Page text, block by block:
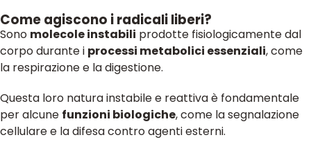
Come agiscono i radicali liberi?
Sono molecole instabili prodotte fisiologicamente dal
corpo durante i processi metabolici essenziali, come
la respirazione e la digestione.
Questa loro natura instabile e reattiva è fondamentale
per alcune funzioni biologiche, come la segnalazione
cellulare e la difesa contro agenti esterni.